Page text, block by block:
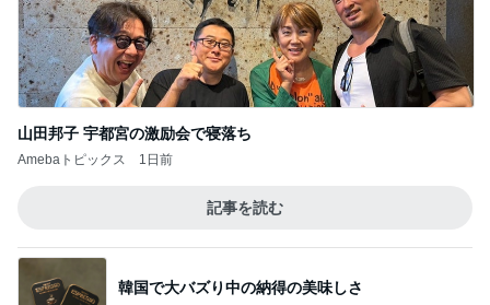
山田邦子 宇都宮の激励会で寝落ち
Amebaトピックス 1日前
記事を読む
韓国で大バズり中の納得の美味しさ